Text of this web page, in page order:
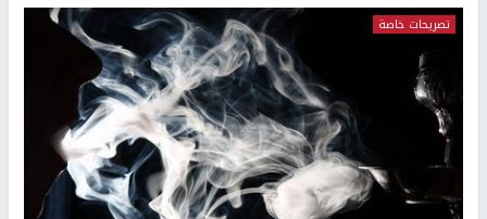
تصريحات خاصة